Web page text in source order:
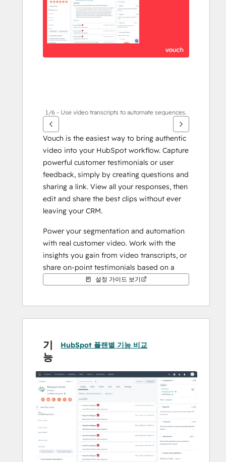
면
화
살
하
시
오.
1/6 - Use video transcripts to automate sequences.
Vouch is the easiest way to bring authentic
video into your HubSpot workflow. Capture
powerful customer testimonials or user
feedback, simply by creating questions and
sharing a link. View all your responses, then
edit and share the best clips without ever
leaving your CRM.
Power your segmentation and automation
with real customer video. Work with the
insights you gain from video transcripts, or
share on-point testimonials based on a
user’s profile. With the Vouch x HubSpot
your best content to your website, sales
you reach them with video.
설정 가이드 보기
기
능
HubSpot 플랜별 기능 비교